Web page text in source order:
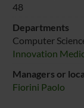
48
Departments
Computer
Innovation
Managers or
Fiorini Paolo